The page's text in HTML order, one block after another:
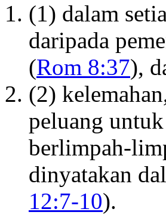
(1) dalam
daripada
(Rom 8:37),
(2)
peluang
berlimpah-
dinyatakan
12:7-10).